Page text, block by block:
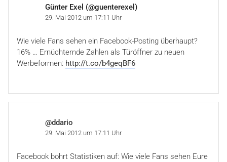
Günter Exel (@guenterexel)
29. Mai 2012 um 17:11 Uhr
Wie viele Fans sehen ein Facebook-Posting überhaupt?
16% … Ernüchternde Zahlen als Türöffner zu neuen
Werbeformen: http://t.co/b4geqBF6
@ddario
29. Mai 2012 um 17:11 Uhr
Facebook bohrt Statistiken auf: Wie viele Fans sehen Eure